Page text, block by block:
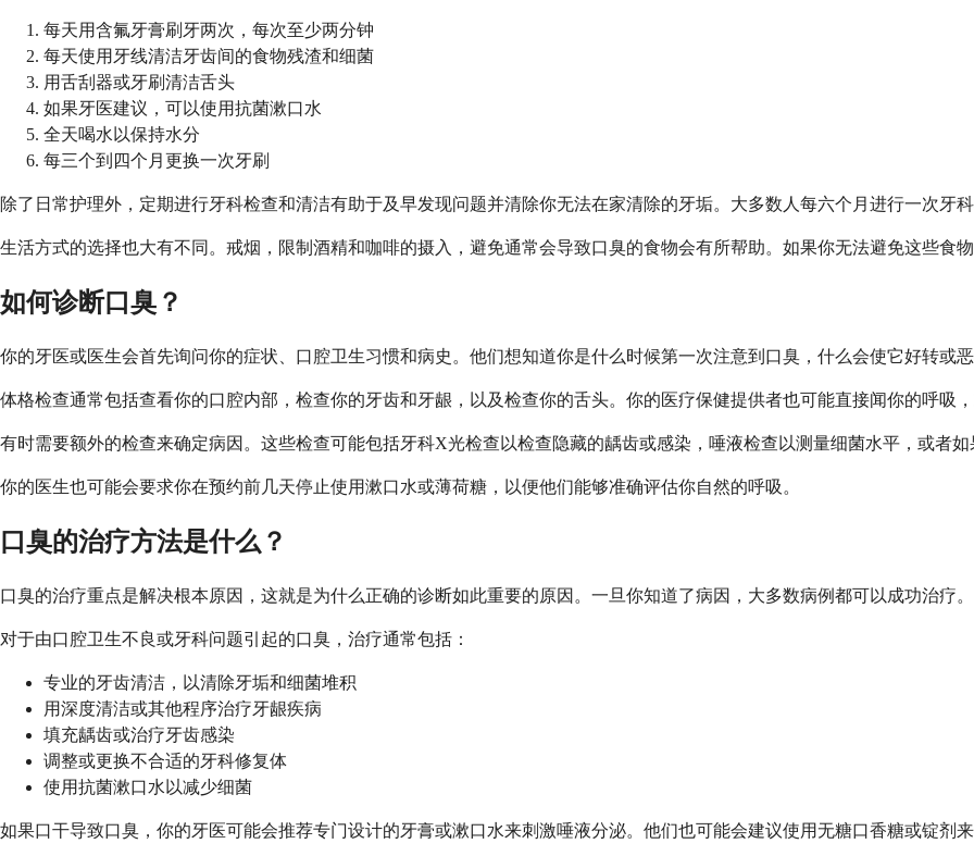
每天用含氟牙膏刷牙两次，每次至少两分钟
每天使用牙线清洁牙齿间的食物残渣和细菌
用舌刮器或牙刷清洁舌头
如果牙医建议，可以使用抗菌漱口水
全天喝水以保持水分
每三个到四个月更换一次牙刷
除了日常护理外，定期进行牙科检查和清洁有助于及早发现问题并清除你无法在家清除的牙垢。大多数人每六个月进行一次牙科
生活方式的选择也大有不同。戒烟，限制酒精和咖啡的摄入，避免通常会导致口臭的食物会有所帮助。如果你无法避免这些食
如何诊断口臭？
你的牙医或医生会首先询问你的症状、口腔卫生习惯和病史。他们想知道你是什么时候第一次注意到口臭，什么会使它好转或
体格检查通常包括查看你的口腔内部，检查你的牙齿和牙龈，以及检查你的舌头。你的医疗保健提供者也可能直接闻你的呼吸
有时需要额外的检查来确定病因。这些检查可能包括牙科X光检查以检查隐藏的龋齿或感染，唾液检查以测量细菌水平，或者如
你的医生也可能会要求你在预约前几天停止使用漱口水或薄荷糖，以便他们能够准确评估你自然的呼吸。
口臭的治疗方法是什么？
口臭的治疗重点是解决根本原因，这就是为什么正确的诊断如此重要的原因。一旦你知道了病因，大多数病例都可以成功治疗。
对于由口腔卫生不良或牙科问题引起的口臭，治疗通常包括：
专业的牙齿清洁，以清除牙垢和细菌堆积
用深度清洁或其他程序治疗牙龈疾病
填充龋齿或治疗牙齿感染
调整或更换不合适的牙科修复体
使用抗菌漱口水以减少细菌
如果口干导致口臭，你的牙医可能会推荐专门设计的牙膏或漱口水来刺激唾液分泌。他们也可能会建议使用无糖口香糖或锭剂来